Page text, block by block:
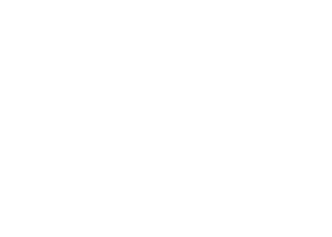
von Aluminium-Silizium-